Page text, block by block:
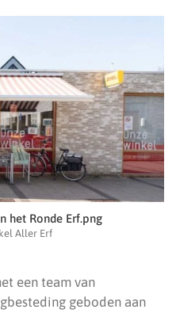
het Ronde Erf.png
Aller Erf
een team van
geboden aan